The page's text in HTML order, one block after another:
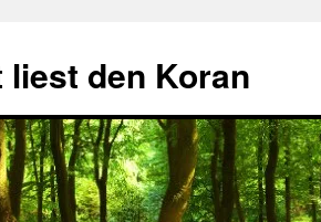
liest den Koran